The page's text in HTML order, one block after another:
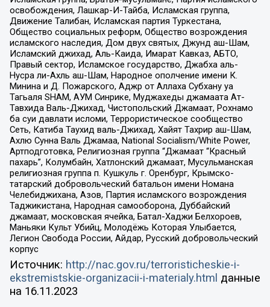
освобождения, Лашкар-И-Тайба, Исламская группа,
Движение Талибан, Исламская партия Туркестана,
Общество социальных реформ, Общество возрождения
исламского наследия, Дом двух святых, Джунд аш-Шам,
Исламский джихад, Аль-Каида, Имарат Кавказ, АБТО,
Правый сектор, Исламское государство, Джабха аль-
Нусра ли-Ахль аш-Шам, Народное ополчение имени К.
Минина и Д. Пожарского, Аджр от Аллаха Субхану уа
Тагьаля SHAM, АУМ Синрике, Муджахеды джамаата Ат-
Тавхида Валь-Джихад, Чистопольский Джамаат, Рохнамо
ба суи давлати исломи, Террористическое сообщество
Сеть, Катиба Таухид валь-Джихад, Хайят Тахрир аш-Шам,
Ахлю Сунна Валь Джамаа, National Socialism/White Power,
Артподготовка, Религиозная группа “Джамаат “Красный
пахарь”, Колумбайн, Хатлонский джамаат, Мусульманская
религиозная группа п. Кушкуль г. Оренбург, Крымско-
татарский добровольческий батальон имени Номана
Челебиджихана, Азов, Партия исламского возрождения
Таджикистана, Народная самооборона, Дуббайский
джамаат, московская ячейка, Батал-Хаджи Белхороев,
Маньяки Культ Убийц, Молодёжь Которая Улыбается,
Легион Свобода России, Айдар, Русский добровольческий
корпус
Источник: http://nac.gov.ru/terroristicheskie-i-
ekstremistskie-organizacii-i-materialy.html данные
на 16.11.2023